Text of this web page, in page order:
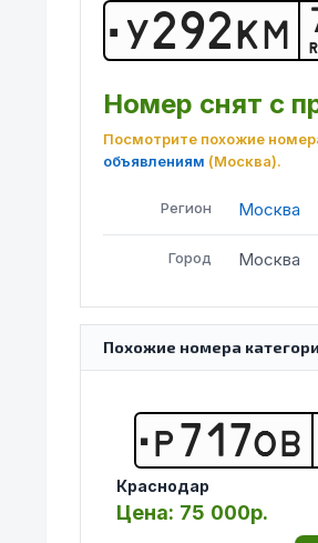
У292КМ
Номер снят с
Посмотрите похожие
объявлениям (Москва).
Регион Москва
Город Москва
Похожие номера
Р 71 7ОВ
Краснодар
Цена: 75 000р.